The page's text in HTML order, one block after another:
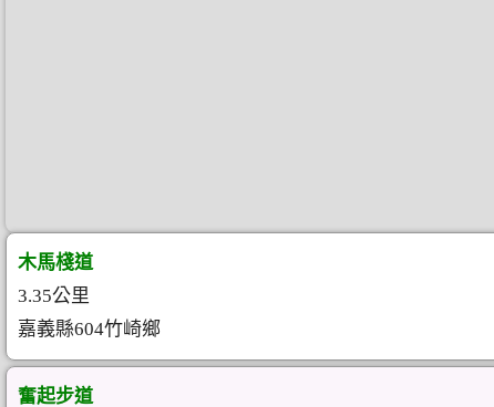
木馬棧道
3.35公里
嘉義縣604竹崎鄉
奮起步道